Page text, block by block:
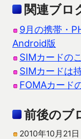
関連ブロ
9月の携帯・
Android版
SIMカードの
SIMカードは
FOMAカード
前後のブ
2010年10月21日